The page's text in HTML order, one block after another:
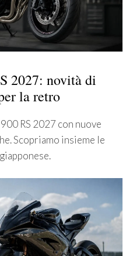
2027: novità di
la retro
RS 2027 con nuove
Scopriamo insieme le